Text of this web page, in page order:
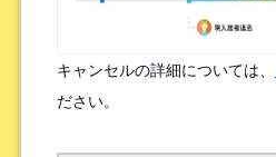
Zoom
キャンセルの詳細については、
ださい。